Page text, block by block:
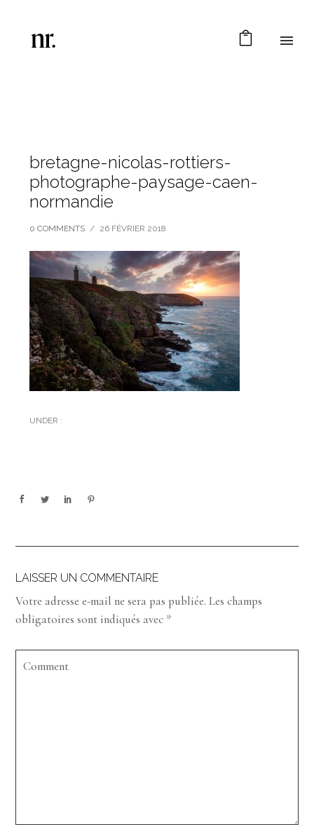
bretagne-nicolas-rottiers-
photographe-paysage-caen-
normandie
0 COMMENTS / 26 FÉVRIER 2018
UNDER :
LAISSER UN COMMENTAIRE
Votre adresse e-mail ne sera pas publiée. Les champs
obligatoires sont indiqués avec *